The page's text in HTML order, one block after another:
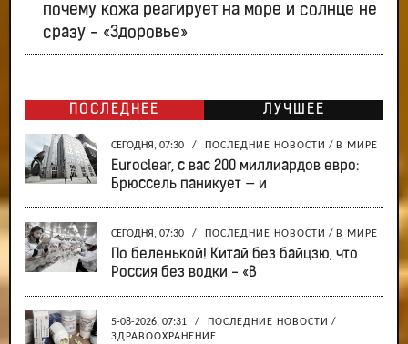
почему кожа реагирует на море и солнце не
сразу - «Здоровье»
ПОСЛЕДНЕЕ ЛУЧШЕЕ
СЕГОДНЯ, 07:30 / ПОСЛЕДНИЕ НОВОСТИ / В МИРЕ
Euroclear, с вас 200 миллиардов евро:
Брюссель паникует — и
СЕГОДНЯ, 07:30 / ПОСЛЕДНИЕ НОВОСТИ / В МИРЕ
По беленькой! Китай без байцзю, что
Россия без водки - «В
5-08-2026, 07:31 / ПОСЛЕДНИЕ НОВОСТИ /
ЗДРАВООХРАНЕНИЕ